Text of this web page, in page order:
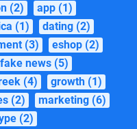
(2) app (1)
(1) dating (2)
(3) eshop (2)
fake news (5)
(4) growth (1)
(2) marketing (6)
(2)